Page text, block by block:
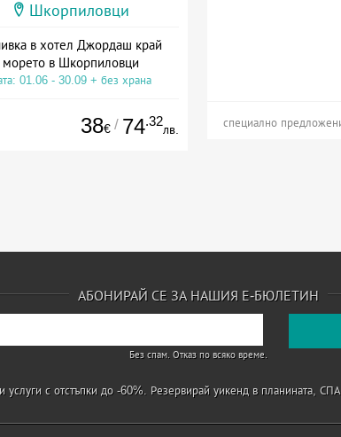
Шкорпиловци
в хотел Джордаш край
морето в Шкорпиловци
01.06 - 30.09 + без храна
38€ / 74.32
лв. специално
АБОНИРАЙ СЕ ЗА НАШИЯ Е-БЮЛЕТИН
Без спам. Отказ по всяко време.
с отстъпки до -60%. Резервирай уикенд в планината,